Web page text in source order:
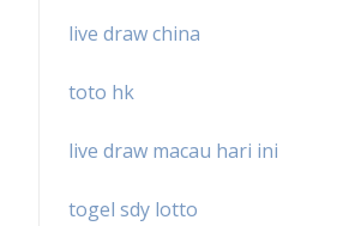
live draw china
toto hk
live draw macau hari ini
togel sdy lotto